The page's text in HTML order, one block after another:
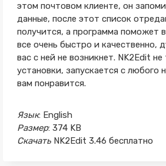
этом почтовом клиенте, он
данные, после этот список
получится, а программа поможет
все очень быстро и качественно,
вас с ней не возникнет. NK2Edit не
установки, запускается с любого
вам понравится.
Язык: English
Размер: 374 KB
СкачатьNK2Edit 3.46 бесплатно